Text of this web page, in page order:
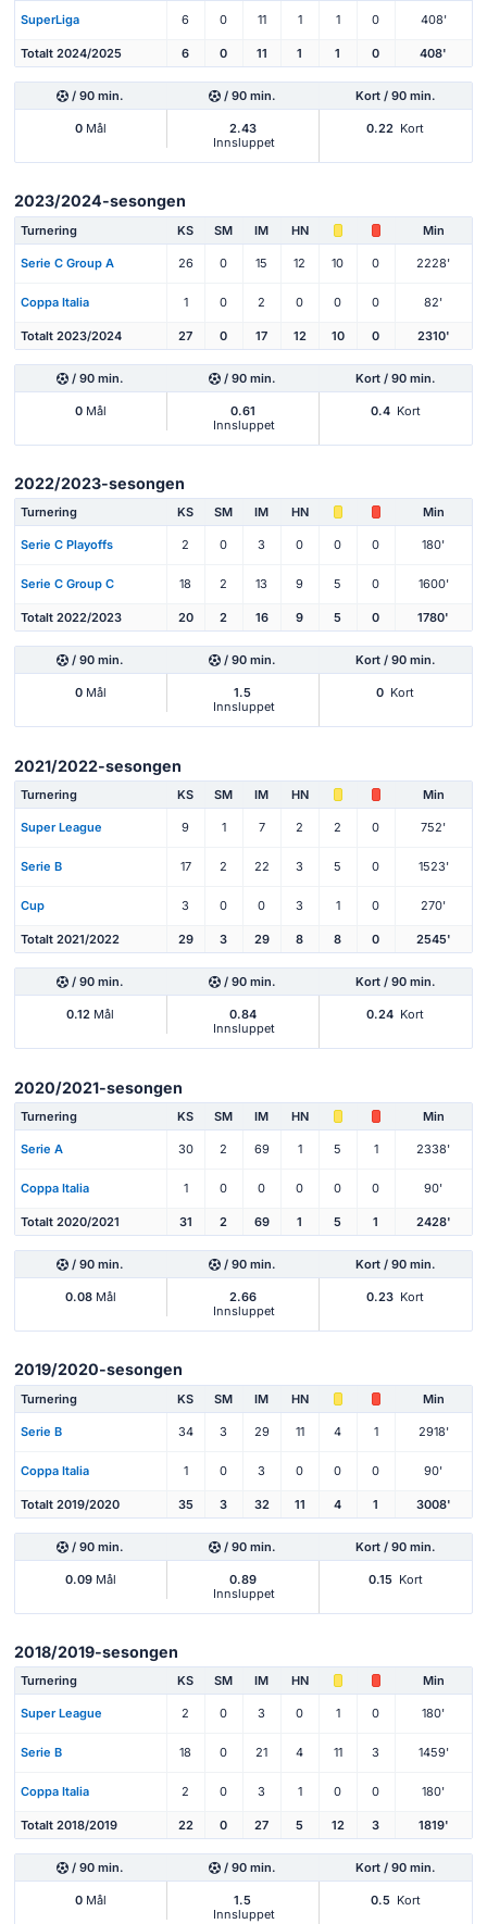
SuperLiga 6 0 11 1 1 0 408'
Totalt 2024/2025 6 0 11 1 1 0 408'
/ 90 min. / 90 min. Kort / 90 min.
0Mål
2.43
Innsluppet
0.22 Kort
2023/2024-sesongen
Turnering KS SM IM HN Min
Serie C Group A 26 0 15 12 10 0 2228'
Coppa Italia 1 0 2 0 0 0 82'
Totalt 2023/2024 27 0 17 12 10 0 2310'
/ 90 min. / 90 min. Kort / 90 min.
0Mål
0.61
Innsluppet
0.4 Kort
2022/2023-sesongen
Turnering KS SM IM HN Min
Serie C Playoffs 2 0 3 0 0 0 180'
Serie C Group C 18 2 13 9 5 0 1600'
Totalt 2022/2023 20 2 16 9 5 0 1780'
/ 90 min. / 90 min. Kort / 90 min.
0Mål
1.5
Innsluppet
0 Kort
2021/2022-sesongen
Turnering KS SM IM HN Min
Super League 9 1 7 2 2 0 752'
Serie B 17 2 22 3 5 0 1523'
Cup 3 0 0 3 1 0 270'
Totalt 2021/2022 29 3 29 8 8 0 2545'
/ 90 min. / 90 min. Kort / 90 min.
0.12 Mål
0.84
Innsluppet
0.24 Kort
2020/2021-sesongen
Turnering KS SM IM HN Min
Serie A 30 2 69 1 5 1 2338'
Coppa Italia 1 0 0 0 0 0 90'
Totalt 2020/2021 31 2 69 1 5 1 2428'
/ 90 min. / 90 min. Kort / 90 min.
0.08Mål
2.66
Innsluppet
0.23 Kort
2019/2020-sesongen
Turnering KS SM IM HN Min
Serie B 34 3 29 11 4 1 2918'
Coppa Italia 1 0 3 0 0 0 90'
Totalt 2019/2020 35 3 32 11 4 1 3008'
/ 90 min. / 90 min. Kort / 90 min.
0.09Mål
0.89
Innsluppet
0.15 Kort
2018/2019-sesongen
Turnering KS SM IM HN Min
Super League 2 0 3 0 1 0 180'
Serie B 18 0 21 4 11 3 1459'
Coppa Italia 2 0 3 1 0 0 180'
Totalt 2018/2019 22 0 27 5 12 3 1819'
/ 90 min. / 90 min. Kort / 90 min.
0Mål
1.5
Innsluppet
0.5 Kort